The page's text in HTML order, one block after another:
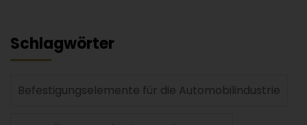
Schlagwörter
Befestigungselemente für die Automobilindustrie